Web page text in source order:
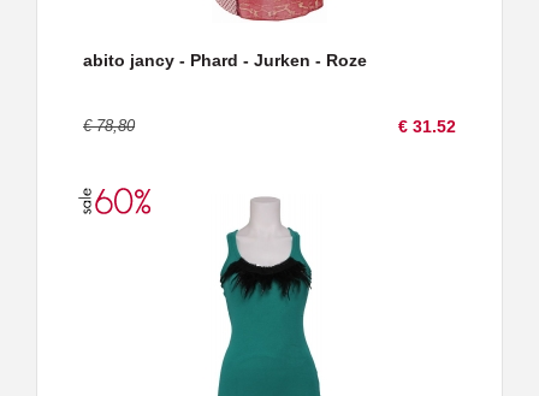
abito jancy - Phard - Jurken - Roze
€ 78,80 € 31.52